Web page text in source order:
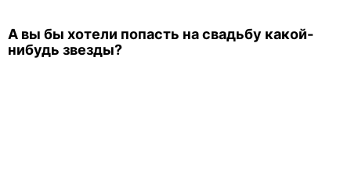
А вы бы хотели попасть на свадьбу какой-
нибудь звезды?